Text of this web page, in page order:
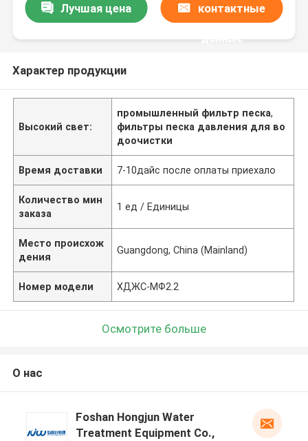
Лучшая цена контактные
данные
Характер продукции
Высокий свет:
промышленный фильтр песка,
фильтры песка давления для во
доочистки
Время доставки 7-10дайс после оплаты приехало
Количество мин
заказа
1 ед / Единицы
Место происхож
дения
Guangdong, China (Mainland)
Номер модели ХДЖС-МФ2.2
Осмотрите больше
О нас
Foshan Hongjun Water
Treatment Equipment Co.,